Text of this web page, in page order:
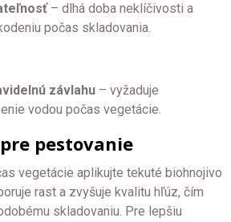
– dlhá doba neklíčivosti a
počas skladovania.
závlahu – vyžaduje
vodou počas vegetácie.
pestovanie
vegetácie aplikujte tekuté biohnojivo
rast a zvyšuje kvalitu hľúz, čím
skladovaniu. Pre lepšiu